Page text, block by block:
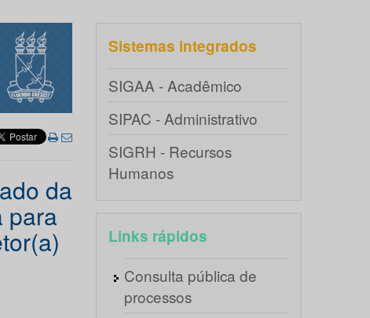
da
para
Sistemas integrados
SIGAA - Acadêmico
SIPAC - Administrativo
SIGRH - Recursos
Humanos
Links rápidos
Consulta pública de
processos